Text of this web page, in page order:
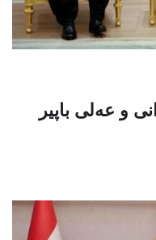
و عەلی باپیر